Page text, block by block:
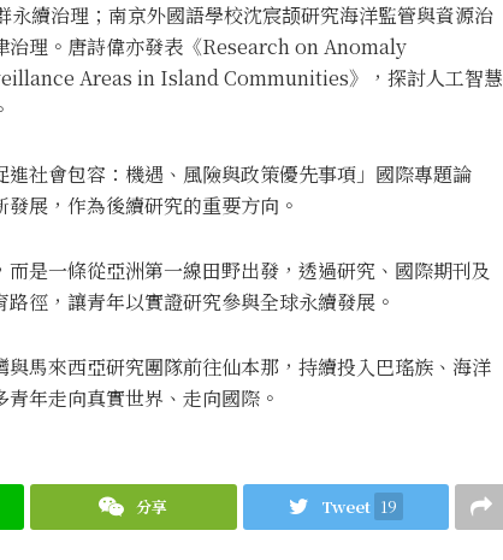
續治理；南京外國語學校沈宸颉研究海洋監管與資源治
治理。唐詩偉亦發表《Research on Anomaly
Areas in Island Communities》，探討人工智慧
社會包容：機遇、風險與政策優先事項」國際專題論
展，作為後續研究的重要方向。
是一條從亞洲第一線田野出發，透過研究、國際期刊及
徑，讓青年以實證研究參與全球永續發展。
馬來西亞研究團隊前往仙本那，持續投入巴瑤族、海洋
年走向真實世界、走向國際。
分享 Tweet 19